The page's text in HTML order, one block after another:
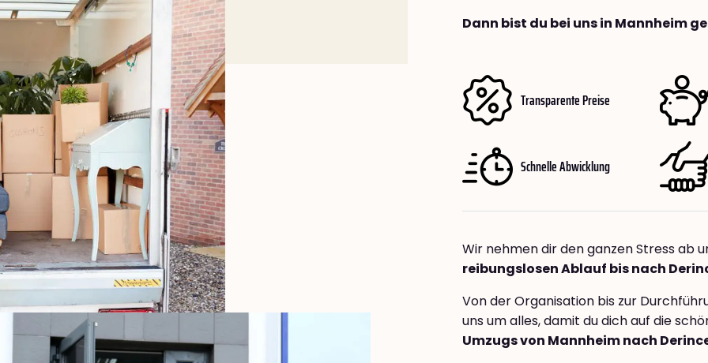
Dann bist du bei uns in Mannheim
Transparente Preise
Schnelle Abwicklung
Wir nehmen dir den ganzen Stress ab
reibungslosen Ablauf bis nach
Von der Organisation bis zur
uns um alles, damit du dich auf die
Umzugs von Mannheim nach